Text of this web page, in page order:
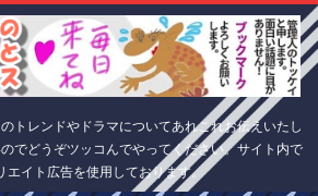
トレンドやドラマについてあれこれお伝えいたし
でどうぞツッコんでやってください。サイト内で
エイト広告を使用しております。